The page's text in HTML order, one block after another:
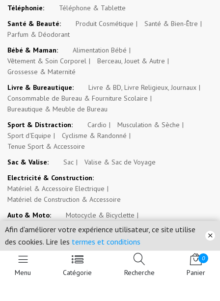
Menu Catégorie Recherche
0
Panier
Afin d'améliorer votre expérience utilisateur, ce site utilise
des cookies. Lire les termes et conditions
Téléphonie:
Téléphone & Tablette
Santé & Beauté:
Produit Cosmétique
Santé & Bien-Être
Parfum & Déodorant
Bébé & Maman:
Alimentation Bébé
Vêtement & Soin Corporel
Berceau, Jouet & Autre
Grossesse & Maternité
Livre & Bureautique:
Livre & BD, Livre Religieux, Journaux
Consommable de Bureau & Fourniture Scolaire
Bureautique & Meuble de Bureau
Sport & Distraction:
Cardio
Musculation & Sèche
Sport d'Equipe
Cyclisme & Randonné
Tenue Sport & Accessoire
Sac & Valise:
Sac
Valise & Sac de Voyage
Electricité & Construction:
Matériel & Accessoire Electrique
Matériel de Construction & Accessoire
Auto & Moto:
Motocycle & Bicyclette
Véhicule 4 Roues & Véhicule Transport Commun
Outil & Entretien
Espace Paysan & Fermier:
Outil d'Exploitation Agricole
Intrant Agricole
Evénement, Opportunité & Autres Annonces: